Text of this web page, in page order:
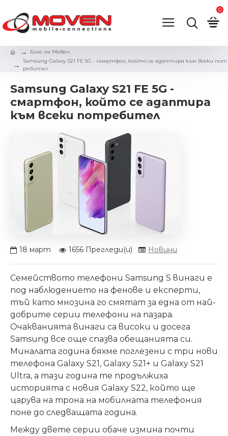
0
Блог на Мовен
Samsung Galaxy S21 FE 5G - смартфон, който се адаптира към всеки пот
ребител
Samsung Galaxy S21 FE 5G -
смартфон, който се адаптира
към всеки потребител
18 март 1656 Прегледи(и) Новини
Семейството телефони Samsung S винаги е
под наблюдението на фенове и експерти,
тъй като мнозина го смятат за една от най-
добрите серии телефони на пазара.
Очакванията винаги са високи и досега
Samsung все още спазва обещанията си.
Миналата година бяхме поглезени с три нови
телефона Galaxy S21, Galaxy S21+ и Galaxy S21
Ultra, а тази година те продължиха
историята с новия Galaxy S22, който ще
царува на трона на мобилната телефония
поне до следващата година.
Между двете серии обаче измина почти